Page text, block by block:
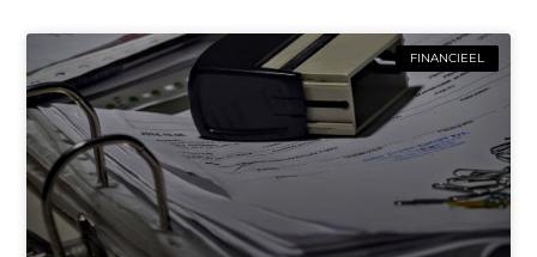
FINANCIEEL